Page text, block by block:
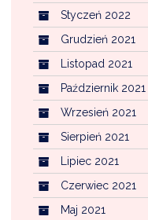
Styczeń 2022
Grudzień 2021
Listopad 2021
Październik 2021
Wrzesień 2021
Sierpień 2021
Lipiec 2021
Czerwiec 2021
Maj 2021